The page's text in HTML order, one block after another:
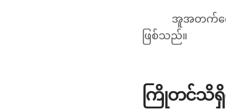
အူအတက်ရေ
ဖြစ်သည်။
ကြိုတင်သိရှိ